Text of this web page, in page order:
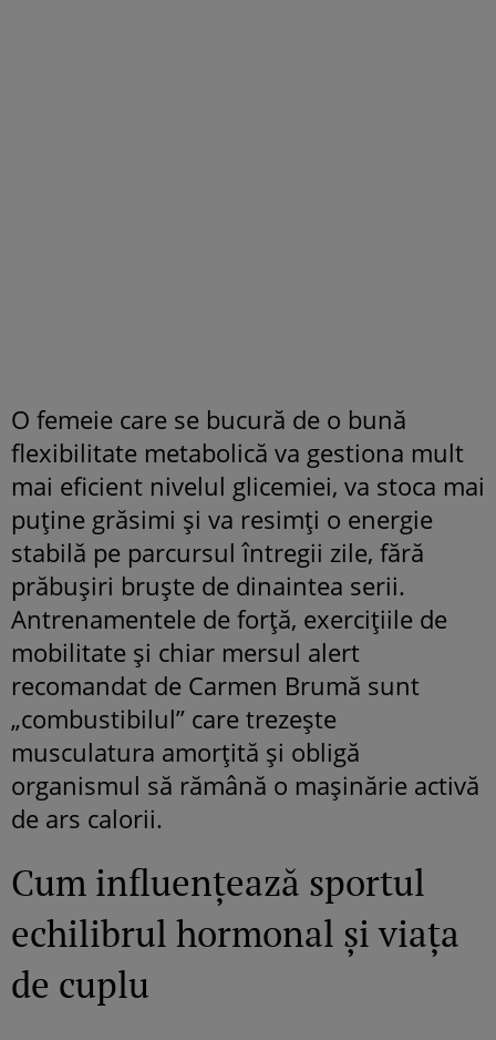
O femeie care se bucură de o bună
flexibilitate metabolică va gestiona mult
mai eficient nivelul glicemiei, va stoca mai
puține grăsimi și va resimți o energie
stabilă pe parcursul întregii zile, fără
prăbușiri bruște de dinaintea serii.
Antrenamentele de forță, exercițiile de
mobilitate și chiar mersul alert
recomandat de Carmen Brumă sunt
„combustibilul” care trezește
musculatura amorțită și obligă
organismul să rămână o mașinărie activă
de ars calorii.
Cum influențează sportul
echilibrul hormonal și viața
de cuplu